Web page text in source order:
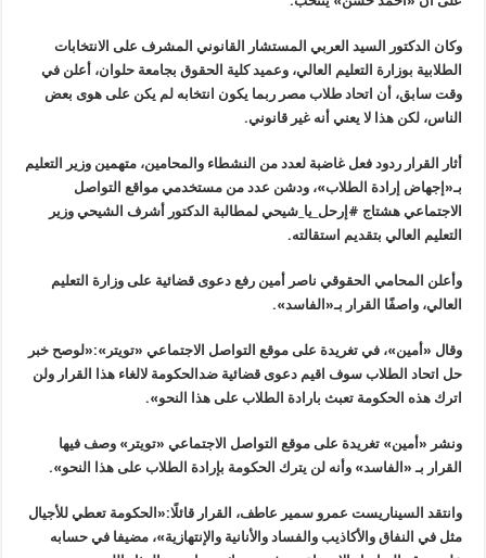
وكان الدكتور السيد العربي المستشار القانوني المشرف على الانتخابات
الطلابية بوزارة التعليم العالي، وعميد كلية الحقوق بجامعة حلوان، أعلن في
وقت سابق، أن اتحاد طلاب مصر ربما يكون انتخابه لم يكن على هوى بعض
الناس، لكن هذا لا يعني أنه غير قانوني.
أثار القرار ردود فعل غاضبة لعدد من النشطاء والمحامين، متهمين وزير التعليم
بـ«إجهاض إرادة الطلاب»، ودشن عدد من مستخدمي مواقع التواصل
الاجتماعي هشتاج #إرحل_يا_شيحي لمطالبة الدكتور أشرف الشيحي وزير
التعليم العالي بتقديم استقالته.
وأعلن المحامي الحقوقي ناصر أمين رفع دعوى قضائية على وزارة التعليم
العالي، واصفًا القرار بـ«الفاسد».
وقال «أمين»، في تغريدة على موقع التواصل الاجتماعي «تويتر»:«لوصح خبر
حل اتحاد الطلاب سوف اقيم دعوى قضائية ضدالحكومة لالغاء هذا القرار ولن
اترك هذه الحكومة تعبث بارادة الطلاب على هذا النحو».
ونشر «أمين» تغريدة على موقع التواصل الاجتماعي «تويتر» وصف فيها
القرار بـ « الفاسد» وأنه لن يترك الحكومة بإرادة الطلاب على هذا النحو».
وانتقد السيناريست عمرو سمير عاطف، القرار قائلًا:«الحكومة تعطي للأجيال
مثل في النفاق والأكاذيب والفساد والأنانية والإنتهازية»، مضيفا في حسابه